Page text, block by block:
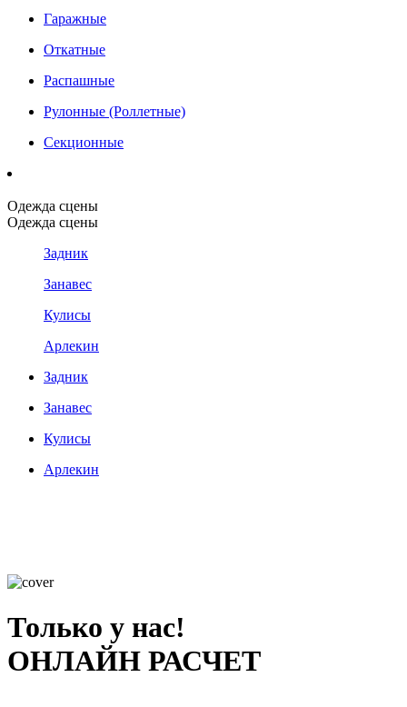
Гаражные
Откатные
Распашные
Рулонные (Роллетные)
Секционные
Одежда сцены
Одежда сцены
Задник
Занавес
Кулисы
Арлекин
Задник
Занавес
Кулисы
Арлекин
Только у нас!
ОНЛАЙН РАСЧЕТ